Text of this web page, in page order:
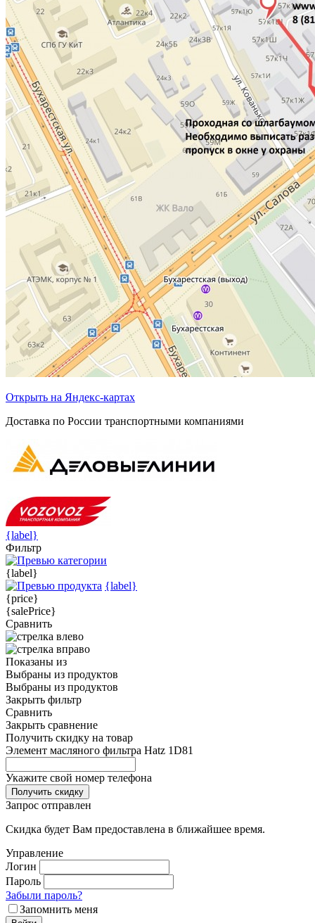
Открыть на Яндекс-картах
Доставка по России транспортными компаниями
{label}
Фильтр
{label}
{label}
{price}
{salePrice}
Сравнить
Показаны из
Выбраны из продуктов
Выбраны из продуктов
Закрыть фильтр
Сравнить
Закрыть сравнение
Получить скидку на товар
Элемент масляного фильтра Hatz 1D81
Укажите свой номер телефона
Получить скидку
Запрос отправлен
Скидка будет Вам предоставлена в ближайшее время.
Управление
Логин
Пароль
Забыли пароль?
Запомнить меня